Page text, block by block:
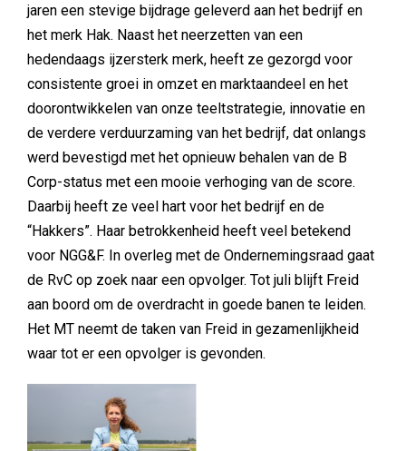
jaren een stevige bijdrage geleverd aan het bedrijf en
het merk Hak. Naast het neerzetten van een
hedendaags ijzersterk merk, heeft ze gezorgd voor
consistente groei in omzet en marktaandeel en het
doorontwikkelen van onze teeltstrategie, innovatie en
de verdere verduurzaming van het bedrijf, dat onlangs
werd bevestigd met het opnieuw behalen van de B
Corp-status met een mooie verhoging van de score.
Daarbij heeft ze veel hart voor het bedrijf en de
“Hakkers”. Haar betrokkenheid heeft veel betekend
voor NGG&F. In overleg met de Ondernemingsraad gaat
de RvC op zoek naar een opvolger. Tot juli blijft Freid
aan boord om de overdracht in goede banen te leiden.
Het MT neemt de taken van Freid in gezamenlijkheid
waar tot er een opvolger is gevonden.